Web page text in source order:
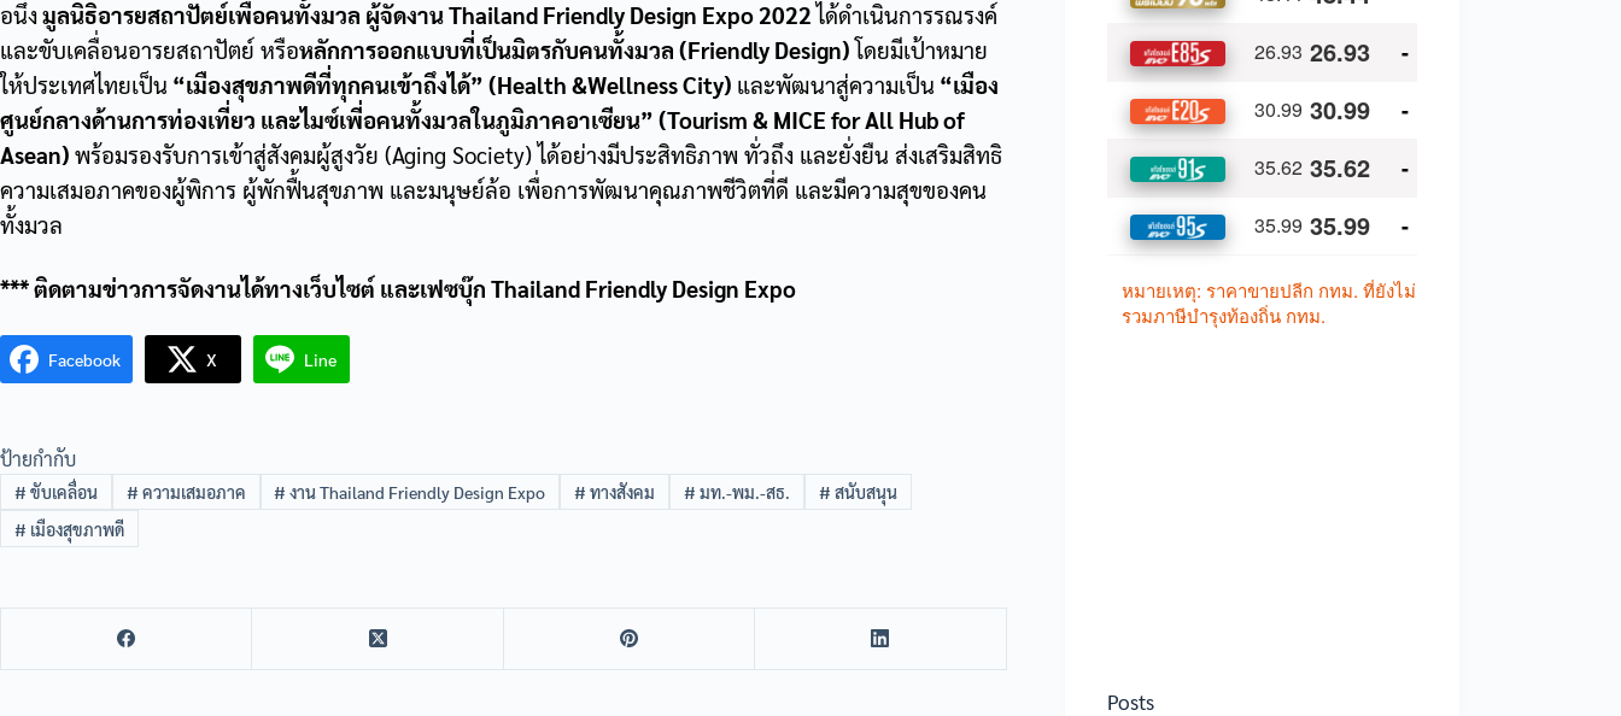
อนึ่งมูลนิธิอารยสถาปัตย์เพื่อคนทั้งมวล ผู้จัดงาน Thailand Friendly Design Expo 2022ได้ดำเนินการรณรงค์
และขับเคลื่อนอารยสถาปัตย์ หรือหลักการออกแบบที่เป็นมิตรกับคนทั้งมวล (Friendly Design)โดยมีเป้าหมาย
ให้ประเทศไทยเป็น “เมืองสุขภาพดีที่ทุกคนเข้าถึงได้” (Health &Wellness City) และพัฒนาสู่ความเป็น “เมือง
ศูนย์กลางด้านการท่องเที่ยว และไมซ์เพี่อคนทั้งมวลในภูมิภาคอาเซียน” (Tourism & MICE for All Hub of
Asean) พร้อมรองรับการเข้าสู่สังคมผู้สูงวัย (Aging Society) ได้อย่างมีประสิทธิภาพ ทั่วถึง และยั่งยืน ส่งเสริมสิทธิ
ความเสมอภาคของผู้พิการ ผู้พักฟื้นสุขภาพ และมนุษย์ล้อ เพื่อการพัฒนาคุณภาพชีวิตที่ดี และมีความสุขของคน
ทั้งมวล
*** ติดตามข่าวการจัดงานได้ทางเว็บไซต์ และเฟซบุ๊ก Thailand Friendly Design Expo
Facebook X Line
ป้ายกำกับ
# ขับเคลื่อน # ความเสมอภาค # งาน Thailand Friendly Design Expo # ทางสังคม # มท.-พม.-สธ. # สนับสนุน
# เมืองสุขภาพดี
Posts